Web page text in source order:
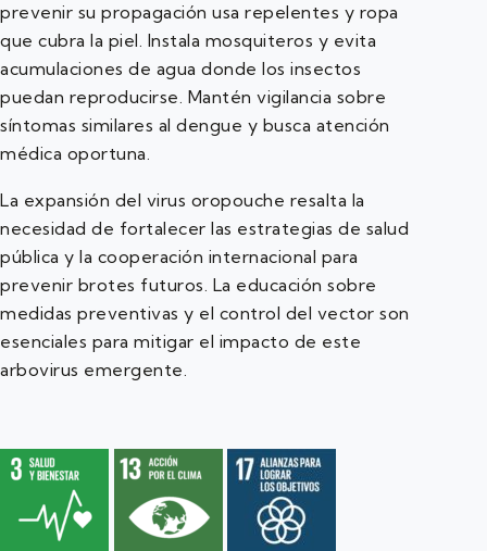
prevenir su propagación usa repelentes y ropa
que cubra la piel. Instala mosquiteros y evita
acumulaciones de agua donde los insectos
puedan reproducirse. Mantén vigilancia sobre
síntomas similares al dengue y busca atención
médica oportuna.
La expansión del virus oropouche resalta la
necesidad de fortalecer las estrategias de salud
pública y la cooperación internacional para
prevenir brotes futuros. La educación sobre
medidas preventivas y el control del vector son
esenciales para mitigar el impacto de este
arbovirus emergente.